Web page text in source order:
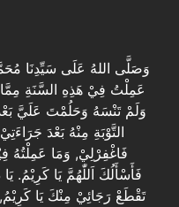
وَصَلَّى اللهُ عَلَى سَيِّدِنَا
عَمِلْتُ فِيْ هَذِهِ السَّنَةِ
وَلَمْ تَنْسَهُ وَحَلُمْتَ عَلَيَّ
التَّوْبَةِ مِنْهُ بَعْدَ
فَاغْفِرْلِيْ, وَمَا عَمِلْتُهُ
فَأَسْأَلُكَ اَللّٰهُمَّ يَا كَرِيْمُ. يَا
تَقْطَعْ رَجَائِيْ مِنْكَ يَا